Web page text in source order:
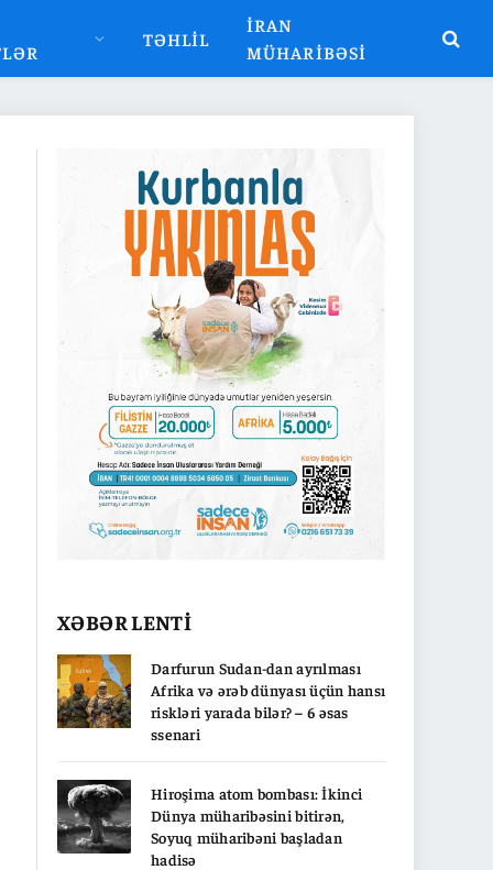
TƏHLIL
İRAN
MÜHARIBƏSI
XƏBƏR LENTİ
Darfurun Sudan-dan ayrılması
Afrika və ərəb dünyası üçün hansı
riskləri yarada bilər? – 6 əsas
ssenari
Hiroşima atom bombası: İkinci
Dünya müharibəsini bitirən,
Soyuq müharibəni başladan
hadisə